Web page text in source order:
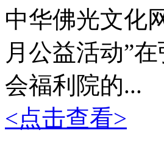
中华佛光文化
月公益活动”
会福利院的...
<点击查看>